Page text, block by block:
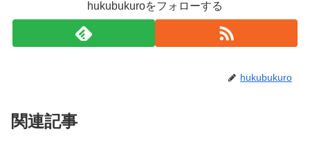
hukubukuroをフォローする
hukubukuro
関連記事